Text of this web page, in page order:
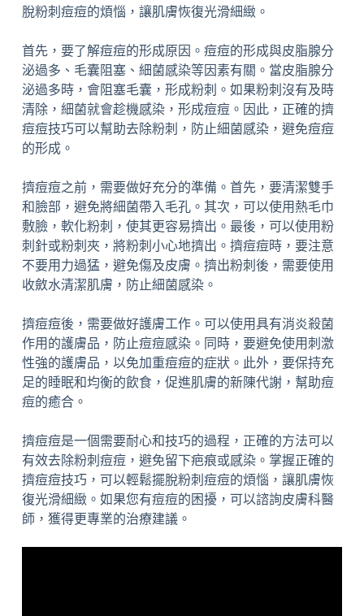
脫粉刺痘痘的煩惱，讓肌膚恢復光滑細緻。
首先，要了解痘痘的形成原因。痘痘的形成與皮脂腺分
泌過多、毛囊阻塞、細菌感染等因素有關。當皮脂腺分
泌過多時，會阻塞毛囊，形成粉刺。如果粉刺沒有及時
清除，細菌就會趁機感染，形成痘痘。因此，正確的擠
痘痘技巧可以幫助去除粉刺，防止細菌感染，避免痘痘
的形成。
擠痘痘之前，需要做好充分的準備。首先，要清潔雙手
和臉部，避免將細菌帶入毛孔。其次，可以使用熱毛巾
敷臉，軟化粉刺，使其更容易擠出。最後，可以使用粉
刺針或粉刺夾，將粉刺小心地擠出。擠痘痘時，要注意
不要用力過猛，避免傷及皮膚。擠出粉刺後，需要使用
收斂水清潔肌膚，防止細菌感染。
擠痘痘後，需要做好護膚工作。可以使用具有消炎殺菌
作用的護膚品，防止痘痘感染。同時，要避免使用刺激
性強的護膚品，以免加重痘痘的症狀。此外，要保持充
足的睡眠和均衡的飲食，促進肌膚的新陳代謝，幫助痘
痘的癒合。
擠痘痘是一個需要耐心和技巧的過程，正確的方法可以
有效去除粉刺痘痘，避免留下疤痕或感染。掌握正確的
擠痘痘技巧，可以輕鬆擺脫粉刺痘痘的煩惱，讓肌膚恢
復光滑細緻。如果您有痘痘的困擾，可以諮詢皮膚科醫
師，獲得更專業的治療建議。